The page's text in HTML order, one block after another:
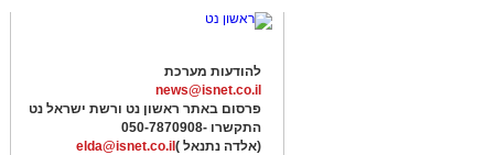
להודעות מערכת
news@isnet.co.il
פרסום באתר ראשון נט ורשת ישראל נט
התקשרו -050-7870908
(אלדה נתנאל ) elda@isnet.co.il